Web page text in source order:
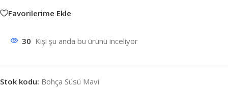
Favorilerime Ekle
30 Kişi şu anda bu ürünü inceliyor
Stok kodu: Bohça Süsü Mavi